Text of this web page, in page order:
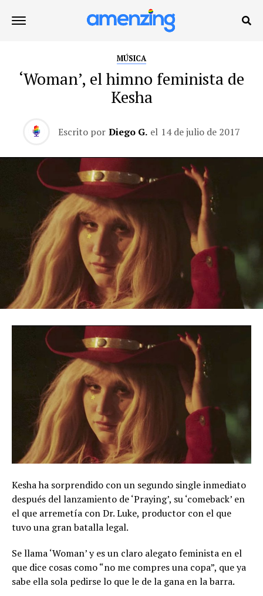
MÚSICA
‘Woman’, el himno feminista de
Kesha
Escrito por Diego G. el 14 de julio de 2017
Kesha ha sorprendido con un segundo single inmediato
después del lanzamiento de ‘Praying’, su ‘comeback’ en
el que arremetía con Dr. Luke, productor con el que
tuvo una gran batalla legal.
Se llama ‘Woman’ y es un claro alegato feminista en el
que dice cosas como “no me compres una copa”, que ya
sabe ella sola pedirse lo que le de la gana en la barra.